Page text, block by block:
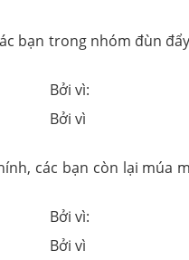
bạn trong nhóm đùn
Bởi vì:
Bởi vì
các bạn còn lại múa
Bởi vì:
Bởi vì